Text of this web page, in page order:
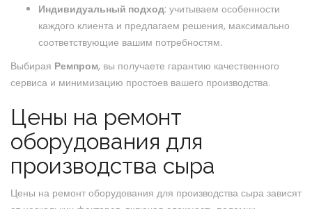
Индивидуальный подход: учитываем особенности
каждого клиента и предлагаем решения, максимально
соответствующие вашим потребностям.
Выбирая Ремпром, вы получаете гарантию качественного
сервиса и минимизацию простоев вашего производства.
Цены на ремонт
оборудования для
производства сыра
Цены на ремонт оборудования для производства сыра зависят